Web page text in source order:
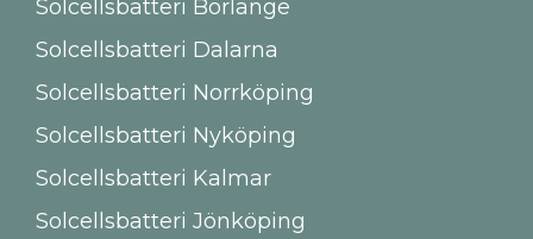
Solcellsbatteri Borlänge
Solcellsbatteri Dalarna
Solcellsbatteri Norrköping
Solcellsbatteri Nyköping
Solcellsbatteri Kalmar
Solcellsbatteri Jönköping